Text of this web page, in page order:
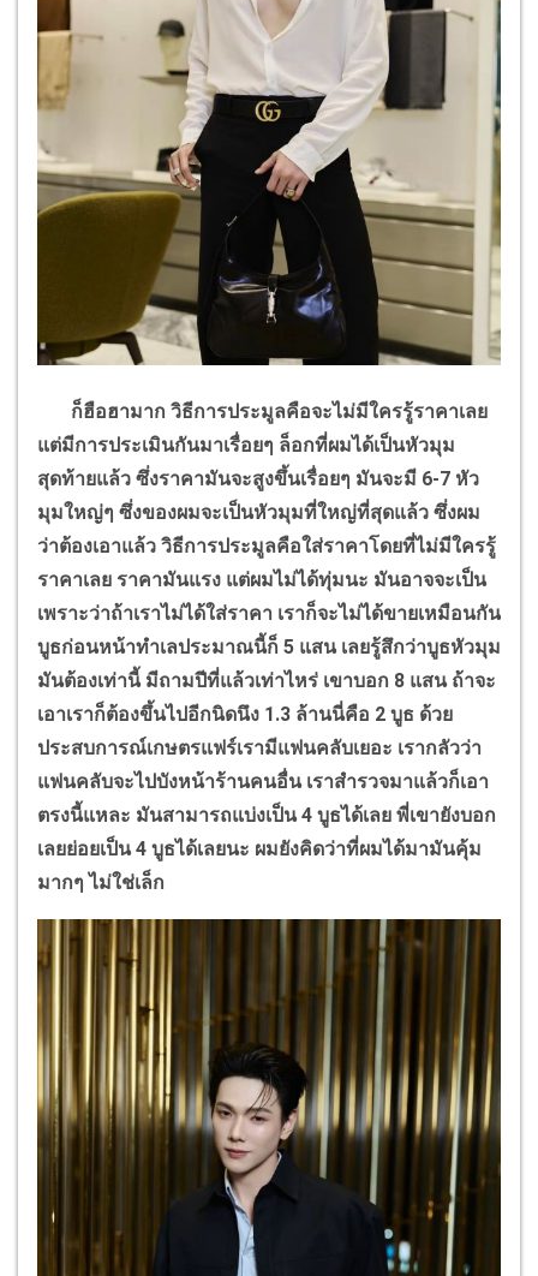
ก็ฮือฮามาก วิธีการประมูลคือจะไม่มีใครรู้ราคาเลย
แต่มีการประเมินกันมาเรื่อยๆ ล็อกที่ผมได้เป็นหัวมุม
สุดท้ายแล้ว ซึ่งราคามันจะสูงขึ้นเรื่อยๆ มันจะมี 6-7 หัว
มุมใหญ่ๆ ซึ่งของผมจะเป็นหัวมุมที่ใหญ่ที่สุดแล้ว ซึ่งผม
ว่าต้องเอาแล้ว วิธีการประมูลคือใส่ราคาโดยที่ไม่มีใครรู้
ราคาเลย ราคามันแรง แต่ผมไม่ได้ทุ่มนะ มันอาจจะเป็น
เพราะว่าถ้าเราไม่ได้ใส่ราคา เราก็จะไม่ได้ขายเหมือนกัน
บูธก่อนหน้าทำเลประมาณนี้ก็ 5 แสน เลยรู้สึกว่าบูธหัวมุม
มันต้องเท่านี้ มีถามปีที่แล้วเท่าไหร่ เขาบอก 8 แสน ถ้าจะ
เอาเราก็ต้องขึ้นไปอีกนิดนึง 1.3 ล้านนี่คือ 2 บูธ ด้วย
ประสบการณ์เกษตรแฟร์เรามีแฟนคลับเยอะ เรากลัวว่า
แฟนคลับจะไปบังหน้าร้านคนอื่น เราสำรวจมาแล้วก็เอา
ตรงนี้แหละ มันสามารถแบ่งเป็น 4 บูธได้เลย พี่เขายังบอก
เลยย่อยเป็น 4 บูธได้เลยนะ ผมยังคิดว่าที่ผมได้มามันคุ้ม
มากๆ ไม่ใช่เล็ก